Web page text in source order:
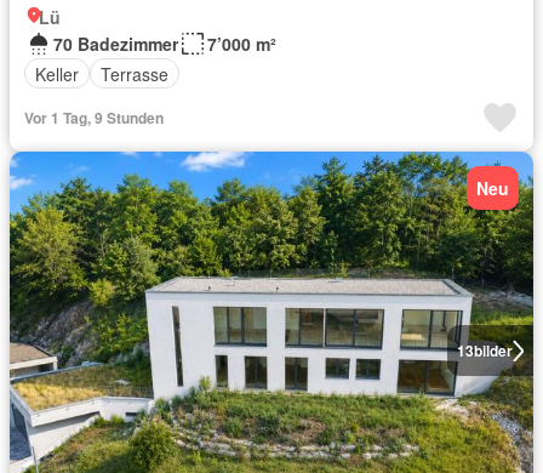
Lü
70 Badezimmer
7’000 m²
Keller
Terrasse
Vor 1 Tag, 9 Stunden
13bilder
Neu